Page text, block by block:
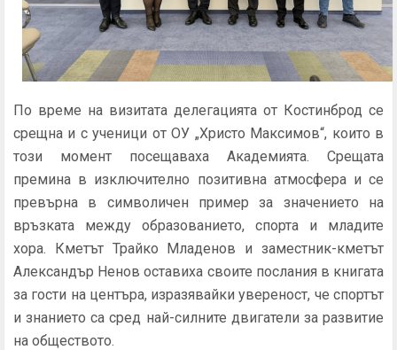
По време на визитата делегацията от Костинброд се
срещна и с ученици от ОУ „Христо Максимов“, които в
този момент посещаваха Академията. Срещата
премина в изключително позитивна атмосфера и се
превърна в символичен пример за значението на
връзката между образованието, спорта и младите
хора. Кметът Трайко Младенов и заместник-кметът
Александър Ненов оставиха своите послания в книгата
за гости на центъра, изразявайки увереност, че спортът
и знанието са сред най-силните двигатели за развитие
на обществото.